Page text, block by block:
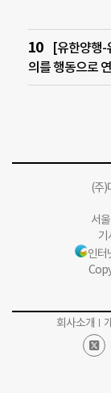
[유한양행-
의를 행동으로
(주
서
기
인터
회사소개